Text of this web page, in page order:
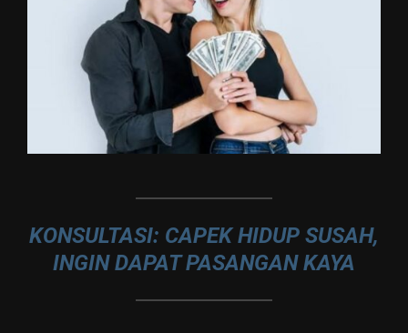
KONSULTASI: CAPEK HIDUP SUSAH,
INGIN DAPAT PASANGAN KAYA